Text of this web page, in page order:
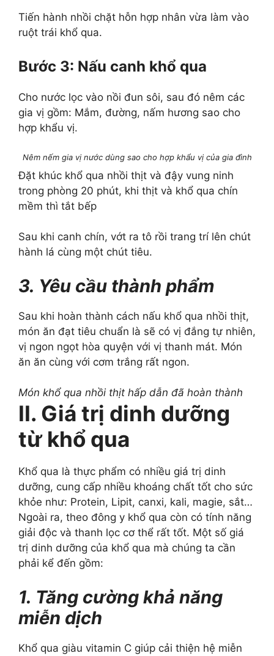
Tiến hành nhồi chặt hỗn hợp nhân vừa làm vào
ruột trái khổ qua.
Bước 3: Nấu canh khổ qua
Cho nước lọc vào nồi đun sôi, sau đó nêm các
gia vị gồm: Mắm, đường, nấm hương sao cho
hợp khẩu vị.
Nêm nếm gia vị nước dùng sao cho hợp khẩu vị của gia đình
Đặt khúc khổ qua nhồi thịt và đậy vung ninh
trong phòng 20 phút, khi thịt và khổ qua chín
mềm thì tắt bếp
Sau khi canh chín, vớt ra tô rồi trang trí lên chút
hành lá cùng một chút tiêu.
3. Yêu cầu thành phẩm
Sau khi hoàn thành cách nấu khổ qua nhồi thịt,
món ăn đạt tiêu chuẩn là sẽ có vị đắng tự nhiên,
vị ngon ngọt hòa quyện với vị thanh mát. Món
ăn ăn cùng với cơm trắng rất ngon.
Món khổ qua nhồi thịt hấp dẫn đã hoàn thành
II. Giá trị dinh dưỡng
từ khổ qua
Khổ qua là thực phẩm có nhiều giá trị dinh
dưỡng, cung cấp nhiều khoáng chất tốt cho sức
khỏe như: Protein, Lipit, canxi, kali, magie, sắt…
Ngoài ra, theo đông y khổ qua còn có tính năng
giải độc và thanh lọc cơ thể rất tốt. Một số giá
trị dinh dưỡng của khổ qua mà chúng ta cần
phải kể đến gồm:
1. Tăng cường khả năng
miễn dịch
Khổ qua giàu vitamin C giúp cải thiện hệ miễn